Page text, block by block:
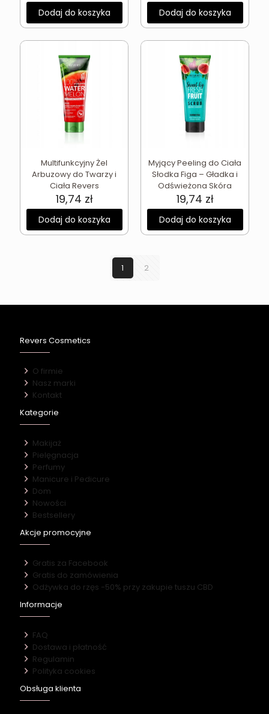
Dodaj do koszyka Dodaj do koszyka
Multifunkcyjny Żel
Arbuzowy do Twarzy i
Ciała Revers
19,74 zł
Dodaj do koszyka
Myjący Peeling do Ciała
Słodka Figa – Gładka i
Odświeżona Skóra
19,74 zł
Dodaj do koszyka
1 2
Revers Cosmetics
O firmie
Nasz marki
Kontakt
Kategorie
Makijaż
Pielęgnacja
Perfumy
Manicure i Pedicure
Dom
Nowości
Bestsellery
Akcje promocyjne
Gratis za Facebook
Gratis do zamówienia
Odżywka do rzęs -50% przy zakupie tuszu CBD
Informacje
FAQ
Dostawa i płatność
Regulamin
Polityka cookies
Obsługa klienta